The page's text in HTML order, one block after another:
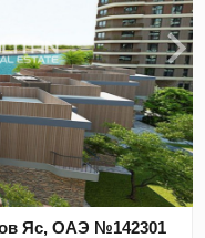
Яс, ОАЭ №142301